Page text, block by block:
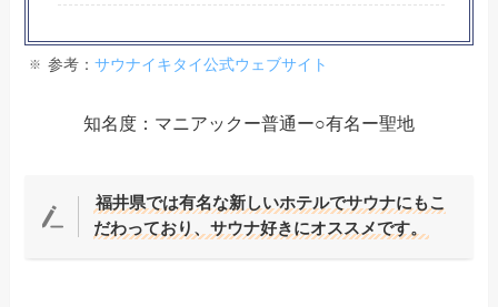
参考：サウナイキタイ公式ウェブサイト
知名度：マニアックー普通ー○有名ー聖地
福井県では有名な新しいホテルでサウナにもこ
だわっており、サウナ好きにオススメです。